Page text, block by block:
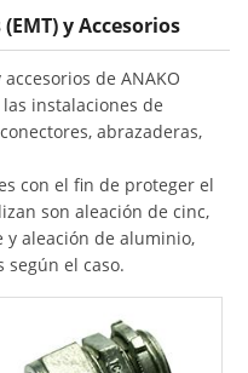
y Accesorios
de ANAKO
instalaciones de
abrazaderas,
con el fin de proteger el
son aleación de cinc,
y aleación de aluminio,
según el caso.